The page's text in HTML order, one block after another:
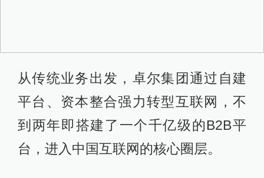
从传统业务出发，卓尔集团通过自建
平台、资本整合强力转型互联网，不
到两年即搭建了一个千亿级的B2B平
台，进入中国互联网的核心圈层。